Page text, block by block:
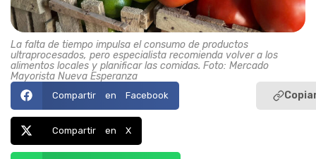
La falta de tiempo impulsa el consumo de productos
ultraprocesados, pero especialista recomienda volver a los
alimentos locales y planificar las comidas. Foto: Mercado
Mayorista Nueva Esperanza
Compartir en Facebook
Compartir en X